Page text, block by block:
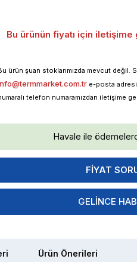
Bu ürünün fiyatı için iletişime
ürün şuan stoklarımızda mevcut değil.
e-posta
telefon numaramızdan iletişime
Havale ile
GELINCE
Ürün Önerileri